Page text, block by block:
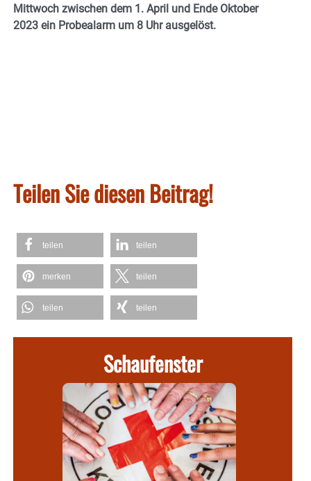
Mittwoch zwischen dem 1. April und Ende Oktober
2023 ein Probealarm um 8 Uhr ausgelöst.
Teilen Sie diesen Beitrag!
teilen teilen
merken teilen
teilen teilen
Schaufenster